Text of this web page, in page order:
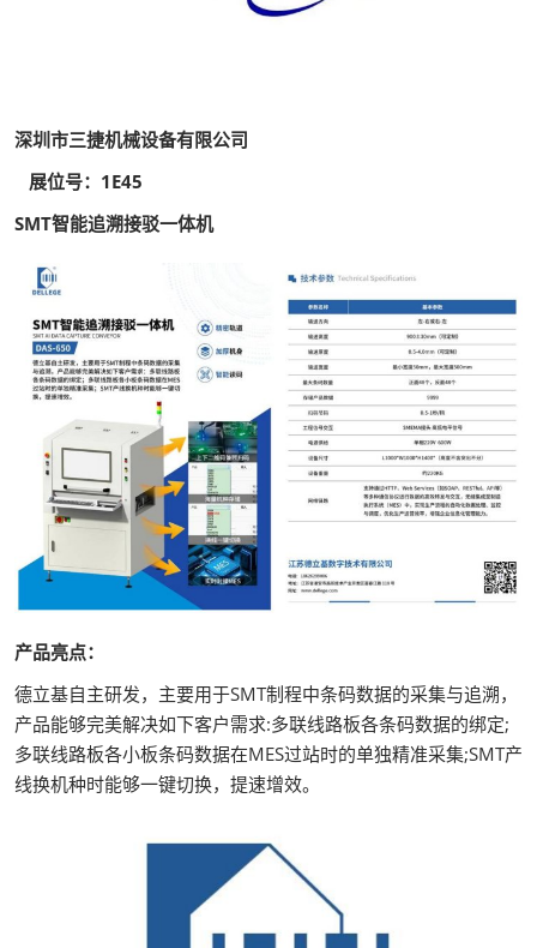
深圳市三捷机械设备有限公司
展位号：1E45
SMT智能追溯接驳一体机
产品亮点：
德立基自主研发，主要用于SMT制程中条码数据的采集与追溯，
产品能够完美解决如下客户需求:多联线路板各条码数据的绑定;
多联线路板各小板条码数据在MES过站时的单独精准采集;SMT产
线换机种时能够一键切换，提速增效。